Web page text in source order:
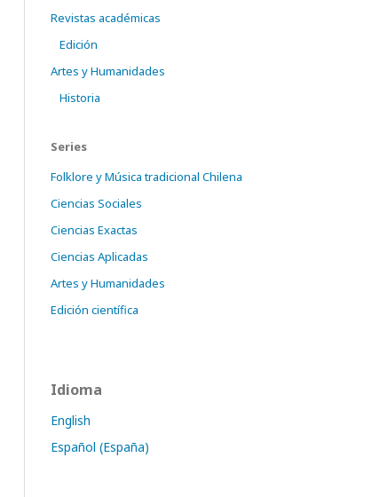
Revistas académicas
Edición
Artes y Humanidades
Historia
Series
Folklore y Música tradicional Chilena
Ciencias Sociales
Ciencias Exactas
Ciencias Aplicadas
Artes y Humanidades
Edición científica
Idioma
English
Español (España)